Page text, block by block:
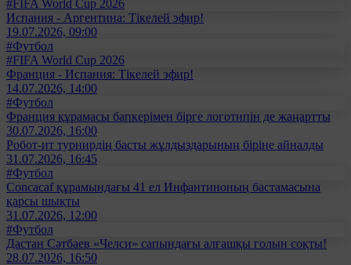
#FIFA World Cup 2026
Испания - Аргентина: Тікелей эфир!
19.07.2026, 09:00
#Футбол
#FIFA World Cup 2026
Франция - Испания: Тікелей эфир!
14.07.2026, 14:00
#Футбол
Франция құрамасы бапкерімен бірге логотипін де жаңартты
30.07.2026, 16:00
Робот-ит турнирдің басты жұлдыздарының біріне айналды
31.07.2026, 16:45
#Футбол
Concacaf құрамындағы 41 ел Инфантиноның бастамасына
қарсы шықты
31.07.2026, 12:00
#Футбол
Дастан Сәтбаев «Челси» сапындағы алғашқы голын соқты!
28.07.2026, 16:50